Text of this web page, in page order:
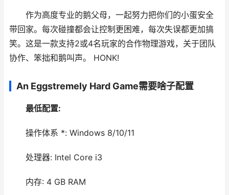
作为高度专业的鹅父母，一起努力把你们的小蛋安全
带回家。每次碰撞都会让控制更困难，每次失误都更加搞
笑。这是一款支持2或4名玩家的合作物理游戏，关于团队
协作、笨拙和鹅叫声。 HONK!
An Eggstremely Hard Game需要啥子配置
最低配置:
操作体系 *: Windows 8/10/11
处理器: Intel Core i3
内存: 4 GB RAM